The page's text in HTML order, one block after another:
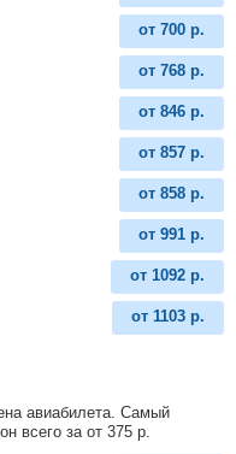
от 700 р.
от 768 р.
от 846 р.
от 857 р.
от 858 р.
от 991 р.
от 1092 р.
от 1103 р.
авиабилета. Самый
всего за от 375 р